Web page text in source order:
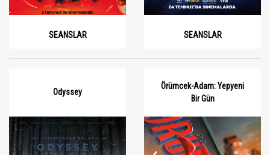
SEANSLAR SEANSLAR
Odyssey
Örümcek-Adam: Yepyeni
Bir Gün